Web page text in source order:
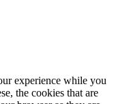
experience while you
the cookies that are